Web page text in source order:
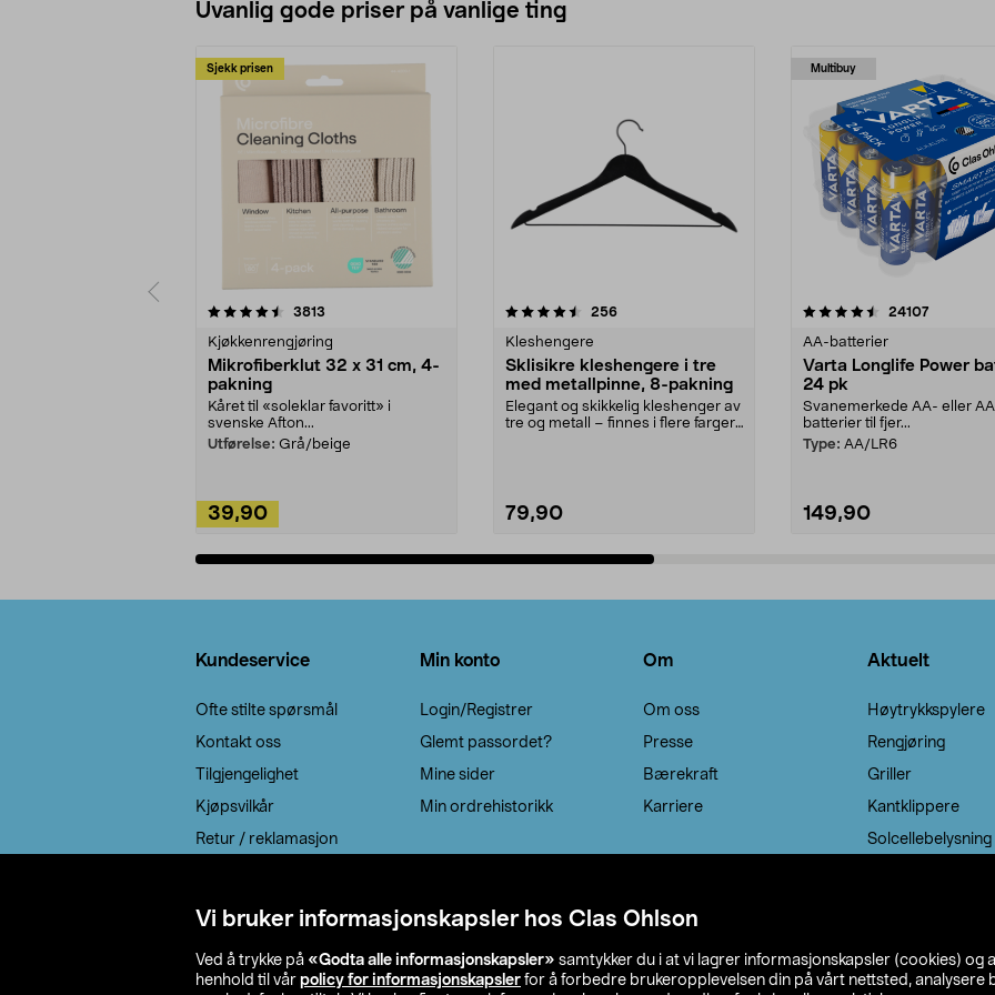
Vi bruker informasjonskapsler hos Clas Ohlson
Ved å trykke på «Godta alle informasjonskapsler» samtykker du i at vi lagrer informasjonskapsler (cookies) og
henhold til vår policy for informasjonskapsler for å forbedre brukeropplevelsen din på vårt nettsted, analysere
Uvanlig gode priser på vanlige ting
Sjekk prisen
3813
Kjøkkenrengjøring
Mikrofiberklut 32 x 31 cm, 4-
pakning
Kåret til «soleklar favoritt» i
svenske Afton...
Utførelse: Grå/beige
39,90
4.5av 5 stjerner 256anmeldelser
Kleshengere
Sklisikre kleshengere i tre
med metallpinne, 8-pakning
Elegant og skikkelig kleshenger av
tre og metall – finnes i flere farger.
79,90
Multibuy
4.5av 5 stjerner 24107
AA-batterier
Varta Longlife Power
24 pk
Svanemerkede AA- eller
batterier til fjer...
Type: AA/LR6
149,90
4.5av 5 stjerner
Kundeservice
Ofte stilte spørsmål
Kontakt oss
Tilgjengelighet
Kjøpsvilkår
Retur / reklamasjon
Min konto
Login/Registrer
Glemt passordet?
Mine sider
Min ordrehistorikk
Om
Om oss
Presse
Bærekraft
Karriere
Aktuelt
Høytrykkspylere
Rengjøring
Griller
Kantklippere
Solcellebelysning